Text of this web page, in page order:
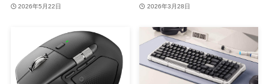
SwitchBot・ロジクール・
セール対象に
2026年5月22日
製品のセールが開催中
2026年3月28日